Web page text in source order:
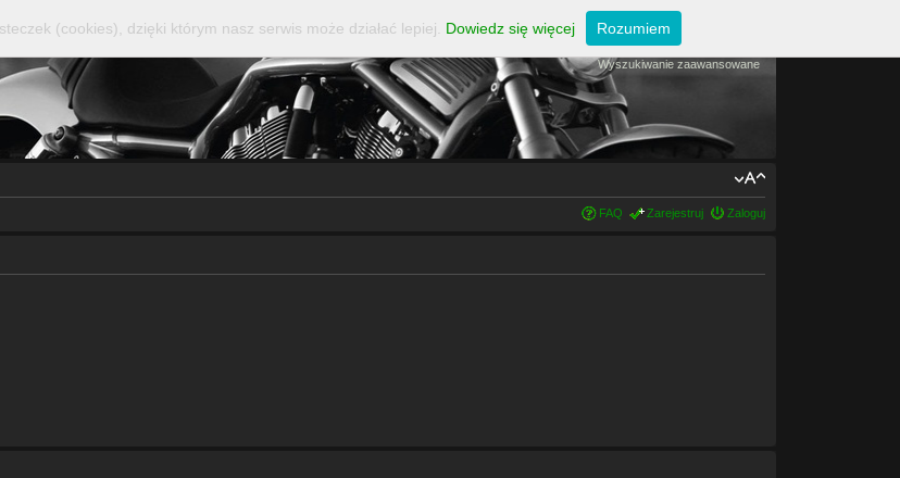
Wyszukiwanie zaawansowane
FAQ Zarejestruj Zaloguj
(cookies), dzięki którym nasz serwis może działać lepiej. Dowiedz się więcej Rozumiem